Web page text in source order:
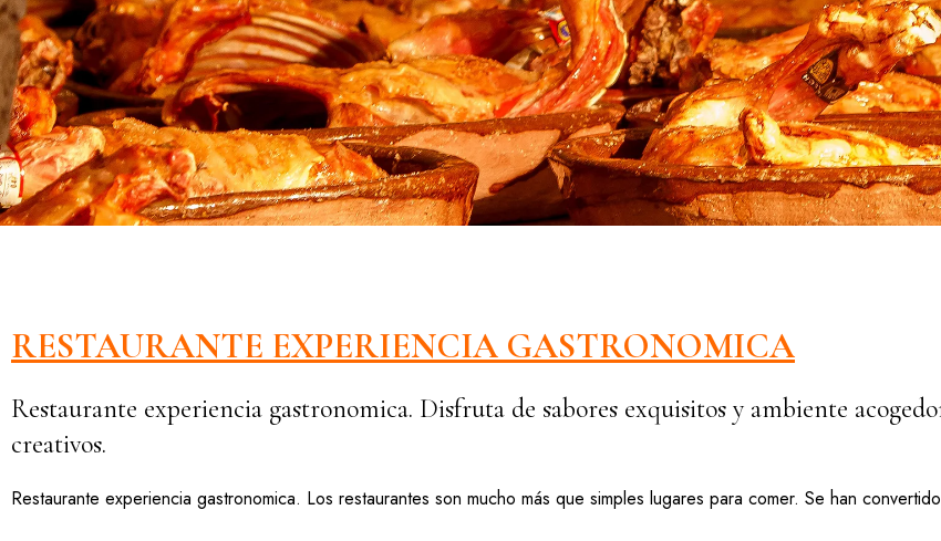
RESTAURANTE EXPERIENCIA GASTRONOMICA
Restaurante experiencia gastronomica. Disfruta de sabores exquisitos y ambiente
creativos.
Restaurante experiencia gastronomica. Los restaurantes son mucho más que simples lugares para comer. Se han